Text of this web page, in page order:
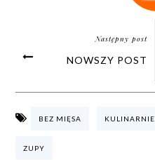
Następny post
NOWSZY POST
BEZ MIĘSA KULINARNIE
ZUPY